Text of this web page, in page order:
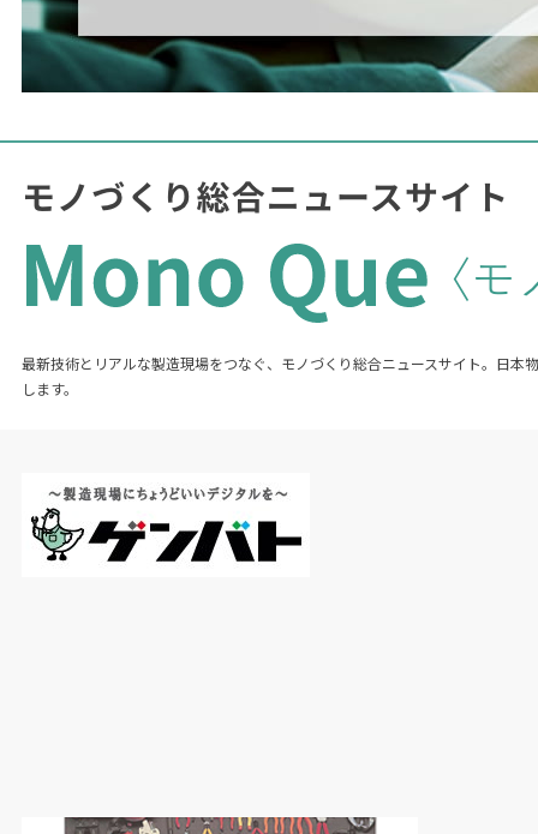
最新技術とリアルな製造現場をつなぐ、モノづくり総合ニュースサイト。日本
します。